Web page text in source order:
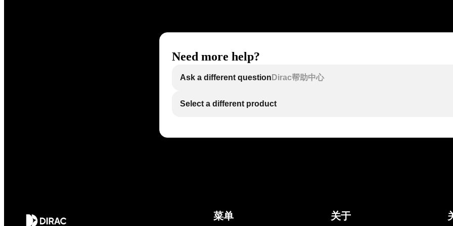
Need more help?
Ask a different question Dirac帮助中心
Select a different product
菜单 关于